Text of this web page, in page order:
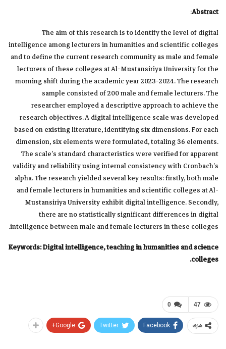
Abstract
:
The aim of this research is to identify the level of digital
intelligence among lecturers in humanities and scientific colleges
and to define the current research community as male and female
lecturers of these colleges at Al-Mustansiriya University for the
morning shift during the academic year 2023-2024. The research
sample consisted of 200 male and female lecturers. The
researcher employed a descriptive approach to achieve the
research objectives. A digital intelligence scale was developed
based on existing literature, identifying six dimensions. For each
dimension, six elements were formulated, totaling 36 elements.
The scale’s standard characteristics were verified for apparent
validity and reliability using internal consistency with Cronbach’s
alpha. The research yielded several key results: firstly, both male
and female lecturers in humanities and scientific colleges at Al-
Mustansiriya University exhibit digital intelligence. Secondly,
there are no statistically significant differences in digital
intelligence between male and female lecturers in these colleges.
Keywords:Digital intelligence, teaching in humanities and science
colleges.
0 47
شارك Facebook
Twitter
Google+